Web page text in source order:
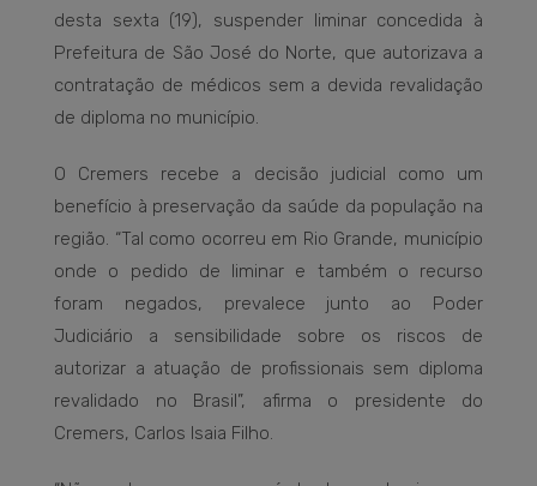
desta sexta (19), suspender liminar concedida à
Prefeitura de São José do Norte, que autorizava a
contratação de médicos sem a devida revalidação
de diploma no município.
O Cremers recebe a decisão judicial como um
benefício à preservação da saúde da população na
região. “Tal como ocorreu em Rio Grande, município
onde o pedido de liminar e também o recurso
foram negados, prevalece junto ao Poder
Judiciário a sensibilidade sobre os riscos de
autorizar a atuação de profissionais sem diploma
revalidado no Brasil”, afirma o presidente do
Cremers, Carlos Isaia Filho.